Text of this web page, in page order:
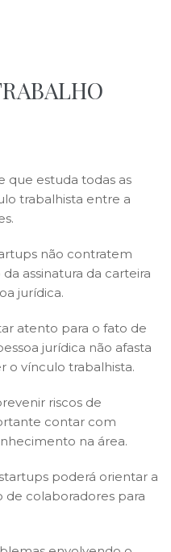
que estuda todas as
trabalhista entre a
não contratem
assinatura da carteira
jurídica.
atento para o fato de
jurídica não afasta
o vínculo trabalhista.
riscos de
contar com
na área.
poderá orientar a
colaboradores para